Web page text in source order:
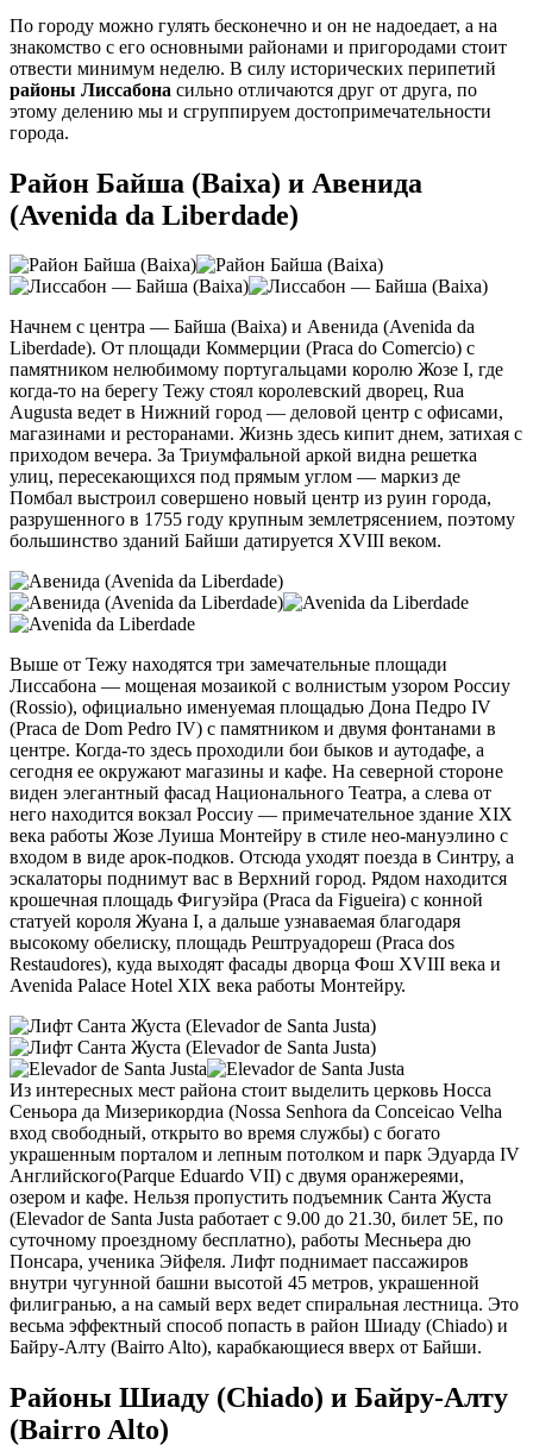
По городу можно гулять бесконечно и он не надоедает, а на
знакомство с его основными районами и пригородами стоит
отвести минимум неделю. В силу исторических перипетий
районы Лиссабона сильно отличаются друг от друга, по
этому делению мы и сгруппируем достопримечательности
города.
Район Байша (Baixa) и Авенида
(Avenida da Liberdade)
Начнем с центра — Байша (Baixa) и Авенида (Avenida da
Liberdade). От площади Коммерции (Praca do Comercio) с
памятником нелюбимому португальцами королю Жозе I, где
когда-то на берегу Тежу стоял королевский дворец, Rua
Augusta ведет в Нижний город — деловой центр с офисами,
магазинами и ресторанами. Жизнь здесь кипит днем, затихая с
приходом вечера. За Триумфальной аркой видна решетка
улиц, пересекающихся под прямым углом — маркиз де
Помбал выстроил совершено новый центр из руин города,
разрушенного в 1755 году крупным землетрясением, поэтому
большинство зданий Байши датируется XVIII веком.
Выше от Тежу находятся три замечательные площади
Лиссабона — мощеная мозаикой с волнистым узором Россиу
(Rossio), официально именуемая площадью Дона Педро IV
(Praca de Dom Pedro IV) с памятником и двумя фонтанами в
центре. Когда-то здесь проходили бои быков и аутодафе, а
сегодня ее окружают магазины и кафе. На северной стороне
виден элегантный фасад Национального Театра, а слева от
него находится вокзал Россиу — примечательное здание XIX
века работы Жозе Луиша Монтейру в стиле нео-мануэлино с
входом в виде арок-подков. Отсюда уходят поезда в Синтру, а
эскалаторы поднимут вас в Верхний город. Рядом находится
крошечная площадь Фигуэйра (Praca da Figueira) с конной
статуей короля Жуана I, а дальше узнаваемая благодаря
высокому обелиску, площадь Рештруадореш (Praca dos
Restaudores), куда выходят фасады дворца Фош XVIII века и
Avenida Palace Hotel XIX века работы Монтейру.
Из интересных мест района стоит выделить церковь Носса
Сеньора да Мизерикордиа (Nossa Senhora da Conceicao Velha
вход свободный, открыто во время службы) с богато
украшенным порталом и лепным потолком и парк Эдуарда IV
Английского(Parque Eduardo VII) с двумя оранжереями,
озером и кафе. Нельзя пропустить подъемник Санта Жуста
(Elevador de Santa Justa работает с 9.00 до 21.30, билет 5Е, по
суточному проездному бесплатно), работы Месньера дю
Понсара, ученика Эйфеля. Лифт поднимает пассажиров
внутри чугунной башни высотой 45 метров, украшенной
филигранью, а на самый верх ведет спиральная лестница. Это
весьма эффектный способ попасть в район Шиаду (Chiado) и
Байру-Алту (Bairro Alto), карабкающиеся вверх от Байши.
Районы Шиаду (Chiado) и Байру-Алту
(Bairro Alto)